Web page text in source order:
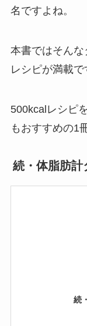
名ですよね。
本書ではそん
レシピが満載で
500kcalレシピ
もおすすめの1
続・体脂肪計
続